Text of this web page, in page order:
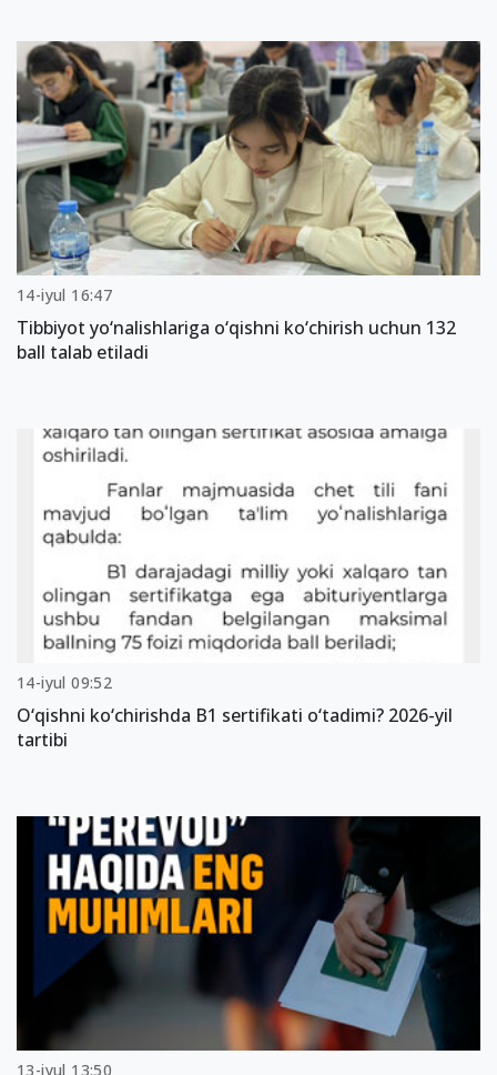
14-iyul 16:47
Tibbiyot yo‘nalishlariga o‘qishni ko‘chirish uchun 132
ball talab etiladi
14-iyul 09:52
O‘qishni ko‘chirishda B1 sertifikati o‘tadimi? 2026-yil
tartibi
13-iyul 13:50